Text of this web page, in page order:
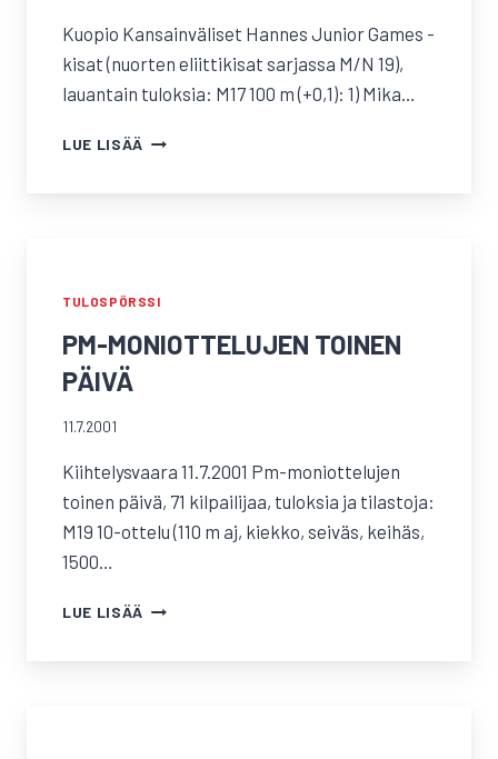
Kuopio Kansainväliset Hannes Junior Games -
kisat (nuorten eliittikisat sarjassa M/N 19),
lauantain tuloksia: M17 100 m (+0,1): 1) Mika…
LUE LISÄÄ KANSAINVÄLISET
ELIITTIKISAT
M/N
TULOSPÖRSSI
PM-MONIOTTELUJEN TOINEN
PÄIVÄ
11.7.2001
Kiihtelysvaara 11.7.2001 Pm-moniottelujen
toinen päivä, 71 kilpailijaa, tuloksia ja tilastoja:
M19 10-ottelu (110 m aj, kiekko, seiväs, keihäs,
1500…
LUE LISÄÄ PM-